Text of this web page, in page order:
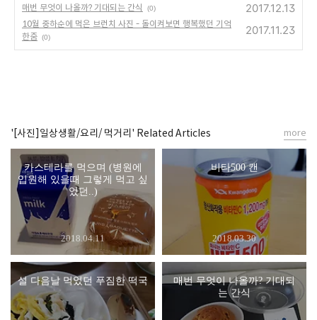
매번 무엇이 나올까? 기대되는 간식 (0) 2017.12.13
10월 중하순에 먹은 브런치 사진 - 돌이켜보면 행복했던 기억
한줌 (0)
2017.11.23
'[사진]일상생활/요리/ 먹거리' Related Articles
카스테라를 먹으며 (병원에
입원해 있을때 그렇게 먹고 싶
었던..)
2018.04.11
비타500 캔
2018.03.30
설 다음날 먹었던 푸짐한 떡국
매번 무엇이 나올까? 기대되
는 간식
more